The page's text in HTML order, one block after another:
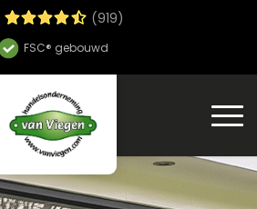
(919)
Hoge bouwsnelheid